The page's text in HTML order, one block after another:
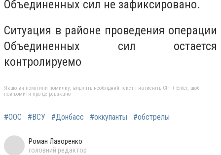
Объединенных сил не зафиксировано.
Ситуация в районе проведения операции
Объединенных сил остается
контролируемо
Якщо ви помітили помилку, виділіть необхідний текст і натисніть Ctrl + Enter, щоб
повідомити про це редакцію
#ООС #ВСУ #Донбасс #оккупанты #обстрелы
Роман Лазоренко
головний редактор